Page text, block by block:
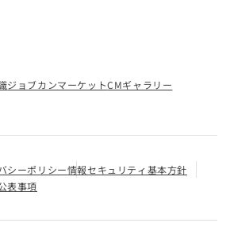
ジョブカンマーケットCMギャラリー
シーポリシー情報セキュリティ基本方針
表事項